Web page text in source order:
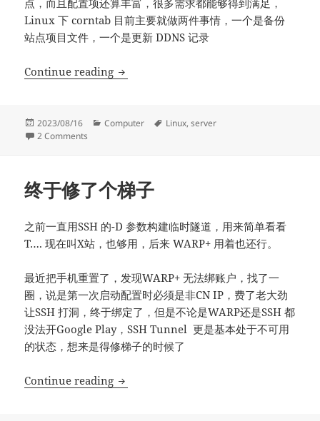
点，而且配置项还算丰富，很多需求都能够得到满足，
Linux 下 corntab 目前主要就做两件事情，一个是备份
站点项目文件，一个是更新 DDNS 记录
Continue reading Crontab 使用笔记
Posted
on
2023/08/16 Categories
Computer Tags
Linux,server
2 Comments
终于修了个梯子
之前一直用SSH 的-D 参数构建临时隧道，用来简单看看
T…. 现在叫X站，也够用，后来 WARP+ 用着也还行。
最近把手机重置了，发现WARP+ 无法绑账户，找了一
圈，说是第一次启动配置时必须是非CN IP，费了老大劲
让SSH 打洞，终于绑定了，但是不论是WARP还是SSH 都
没法开Google Play，SSH Tunnel 更是基本处于不可用
的状态，想来是得修梯子的时候了
Continue reading 终于修了个梯子